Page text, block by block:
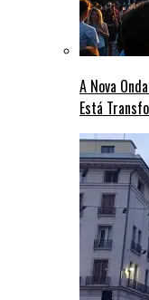
A Nova
Está